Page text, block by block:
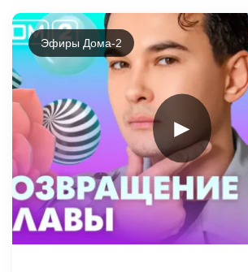
►
Эфиры Дома-2